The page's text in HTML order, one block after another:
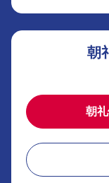
朝
朝